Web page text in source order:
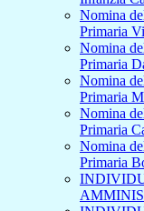
Nomina
Primaria
Nomina
Primaria
Nomina
Primaria
Nomina
Primaria
Nomina
Primaria